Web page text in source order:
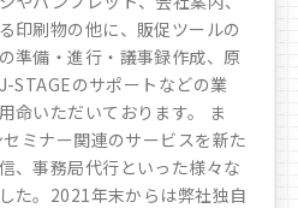
印刷物の他に、販促ツールの
準備・進行・議事録作成、原
STAGEのサポートなどの業
命いただいております。 ま
ミナー関連のサービスを新た
、事務局代行といった様々な
た。 2021年末からは弊社独自